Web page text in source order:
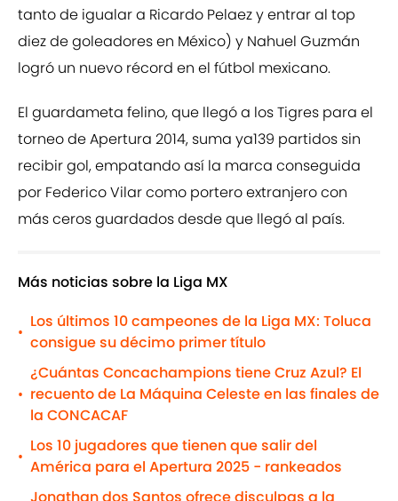
tanto de igualar a Ricardo Pelaez y entrar al top
diez de goleadores en México) y Nahuel Guzmán
logró un nuevo récord en el fútbol mexicano.
El guardameta felino, que llegó a los Tigres para el
torneo de Apertura 2014, suma ya139 partidos sin
recibir gol, empatando así la marca conseguida
por Federico Vilar como portero extranjero con
más ceros guardados desde que llegó al país.
Más noticias sobre la Liga MX
•
Los últimos 10 campeones de la Liga MX: Toluca
consigue su décimo primer título
•
¿Cuántas Concachampions tiene Cruz Azul? El
recuento de La Máquina Celeste en las finales de
la CONCACAF
•
Los 10 jugadores que tienen que salir del
América para el Apertura 2025 - rankeados